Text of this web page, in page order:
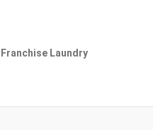
Franchise Laundry